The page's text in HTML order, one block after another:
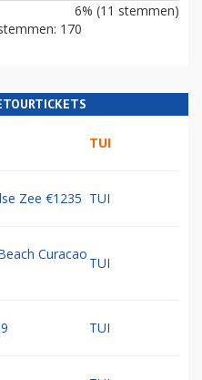
6% (11 stemmen)
170
TUI
Zee €1235 TUI
Curacao
TUI
TUI